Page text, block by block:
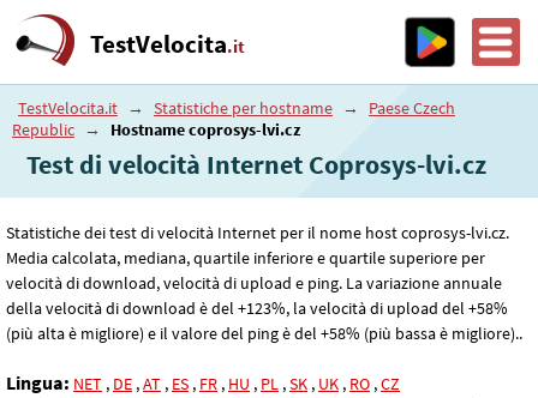
TestVelocita.it
TestVelocita.it → Statistiche per hostname →
Paese Czech
Republic → Hostname coprosys-lvi.cz
Test di velocità Internet Coprosys-lvi.cz
Statistiche dei test di velocità Internet per il nome host coprosys-lvi.cz.
Media calcolata, mediana, quartile inferiore e quartile superiore per
velocità di download, velocità di upload e ping. La variazione annuale
della velocità di download è del +123%, la velocità di upload del +58%
(più alta è migliore) e il valore del ping è del +58% (più bassa è migliore)..
Lingua: NET , DE ,AT , ES , FR , HU , PL ,SK , UK , RO ,CZ